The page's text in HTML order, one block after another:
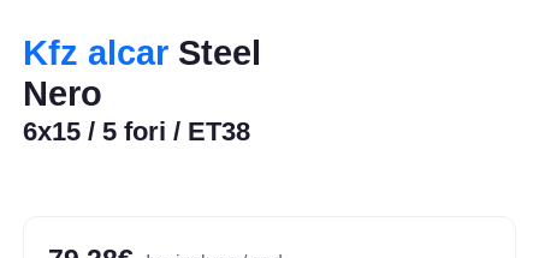
Kfz alcar Steel
Nero
6x15 / 5 fori / ET38